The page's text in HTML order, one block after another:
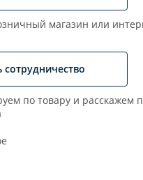
магазин или
сотрудничество
по товару и расскажем